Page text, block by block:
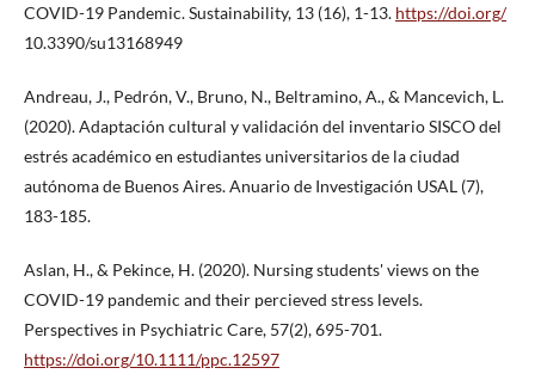
COVID-19 Pandemic. Sustainability, 13 (16), 1-13. https://doi.org/
10.3390/su13168949
Andreau, J., Pedrón, V., Bruno, N., Beltramino, A., & Mancevich, L.
(2020). Adaptación cultural y validación del inventario SISCO del
estrés académico en estudiantes universitarios de la ciudad
autónoma de Buenos Aires. Anuario de Investigación USAL (7),
183-185.
Aslan, H., & Pekince, H. (2020). Nursing students' views on the
COVID-19 pandemic and their percieved stress levels.
Perspectives in Psychiatric Care, 57(2), 695-701.
https://doi.org/10.1111/ppc.12597